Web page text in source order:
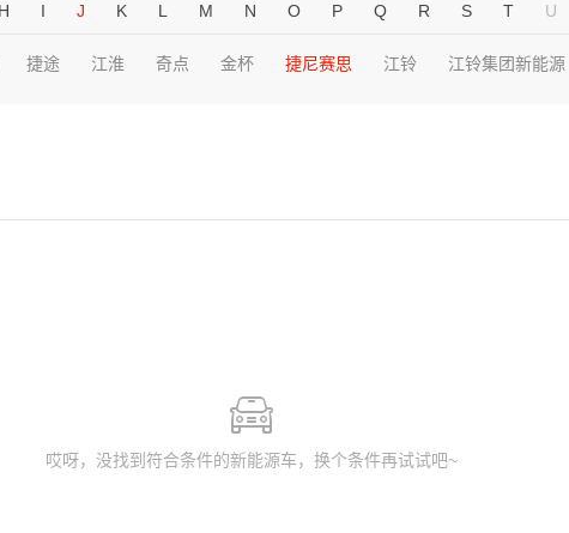
H I J K L M N O P Q R S T U
捷途 江淮 奇点 金杯 捷尼赛思 江铃 江铃集团新能源
哎呀，没找到符合条件的新能源车，换个条件再试试吧~